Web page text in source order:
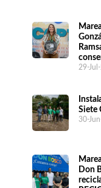
29-
Siete
30-
Don